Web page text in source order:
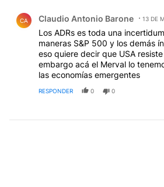
CA Claudio Antonio Barone 13 DE
Los ADRs es toda una
maneras S&P 500 y los demás
eso quiere decir que USA
embargo acá el Merval lo
las economías emergentes
RESPONDER 0 0